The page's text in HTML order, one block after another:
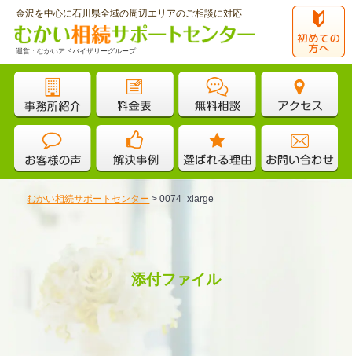
金沢を中心に石川県全域の周辺エリアのご相談に対応
運営：むかいアドバイザリーグループ
むかい相続サポートセンター >0074_xlarge
添付ファイル